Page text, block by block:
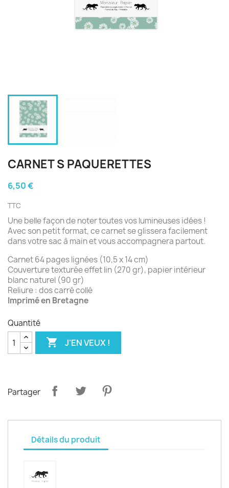
CARNET S PAQUERETTES
6,50 €
TTC
Une belle façon de noter toutes vos lumineuses idées !
Avec son petit format, ce carnet se glissera facilement
dans votre sac à main et vous accompagnera partout.
Carnet 64 pages lignées (10,5 x 14 cm)
Couverture texturée effet lin (270 gr), papier intérieur
blanc naturel (90 gr)
Reliure : dos carré collé
Imprimé en Bretagne
Quantité
 J'EN VEUX !
Partager
Détails du produit